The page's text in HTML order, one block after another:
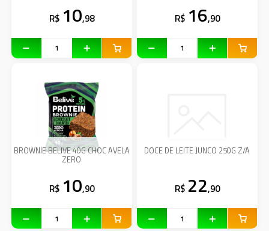
R$ 10,98 R$ 16,90
BROWNIE BELIVE 40G CHOC AVELA
ZERO
R$ 10,90
DOCE DE LEITE JUNCO 250G Z/A
R$ 22,90